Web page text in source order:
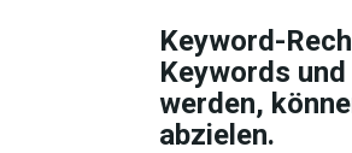
Keyword-
Keywords
werden,
abzielen.